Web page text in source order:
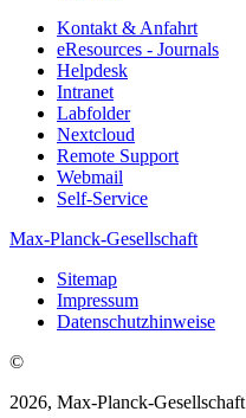
Kontakt & Anfahrt
eResources - Journals
Helpdesk
Intranet
Labfolder
Nextcloud
Remote Support
Webmail
Self-Service
Max-Planck-Gesellschaft
Sitemap
Impressum
Datenschutzhinweise
©
2026, Max-Planck-Gesellschaft